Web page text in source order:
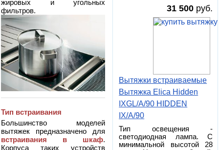
жировых и угольных
фильтров.
Тип встраивания
Большинство моделей
вытяжек предназначено для
встраивания в шкаф.
Корпуса таких устройств
31 500 руб.
Вытяжки встраиваемые
Вытяжка Elica Hidden
IXGL/A/90 HIDDEN
IX/A/90
Тип освещения -
светодиодная лампа. С
минимальной высотой 28